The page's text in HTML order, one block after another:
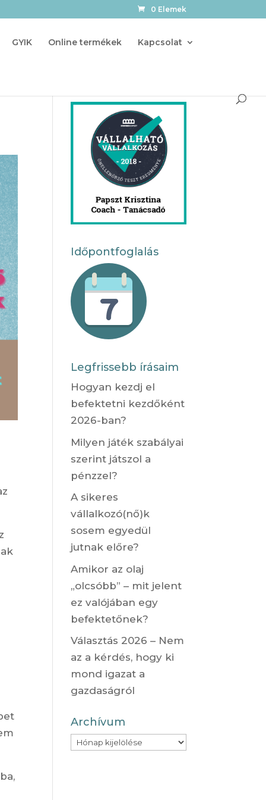
0 Elemek
GYIK Online termékek Kapcsolat
Időpontfoglalás
Legfrissebb írásaim
Hogyan kezdj el
befektetni kezdőként
2026-ban?
Milyen játék szabályai
szerint játszol a
pénzzel?
A sikeres
vállalkozó(nő)k
sosem egyedül
jutnak előre?
Amikor az olaj
„olcsóbb” – mit jelent
ez valójában egy
befektetőnek?
Választás 2026 – Nem
az a kérdés, hogy ki
mond igazat a
gazdaságról
Archívum
Archívum